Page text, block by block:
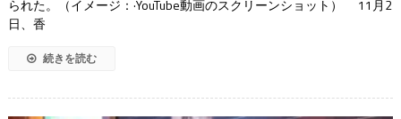
られた。（イメージ：·YouTube動画のスクリーンショット） 11月2
日、香
続きを読む